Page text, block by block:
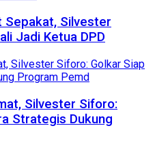
Sepakat, Silvester
Jadi Ketua DPD
Silvester Siforo:
Strategis Dukung